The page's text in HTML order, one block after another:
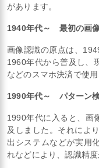
があります。
1940年代～ 最初の画像
画像認識の原点は、
1960年代から普及し、
などのスマホ決済で使用
1990年代～ パターン
1990年代に入ると、画
及しました。それによ
出システムなどが実用
れなどにより、認識精